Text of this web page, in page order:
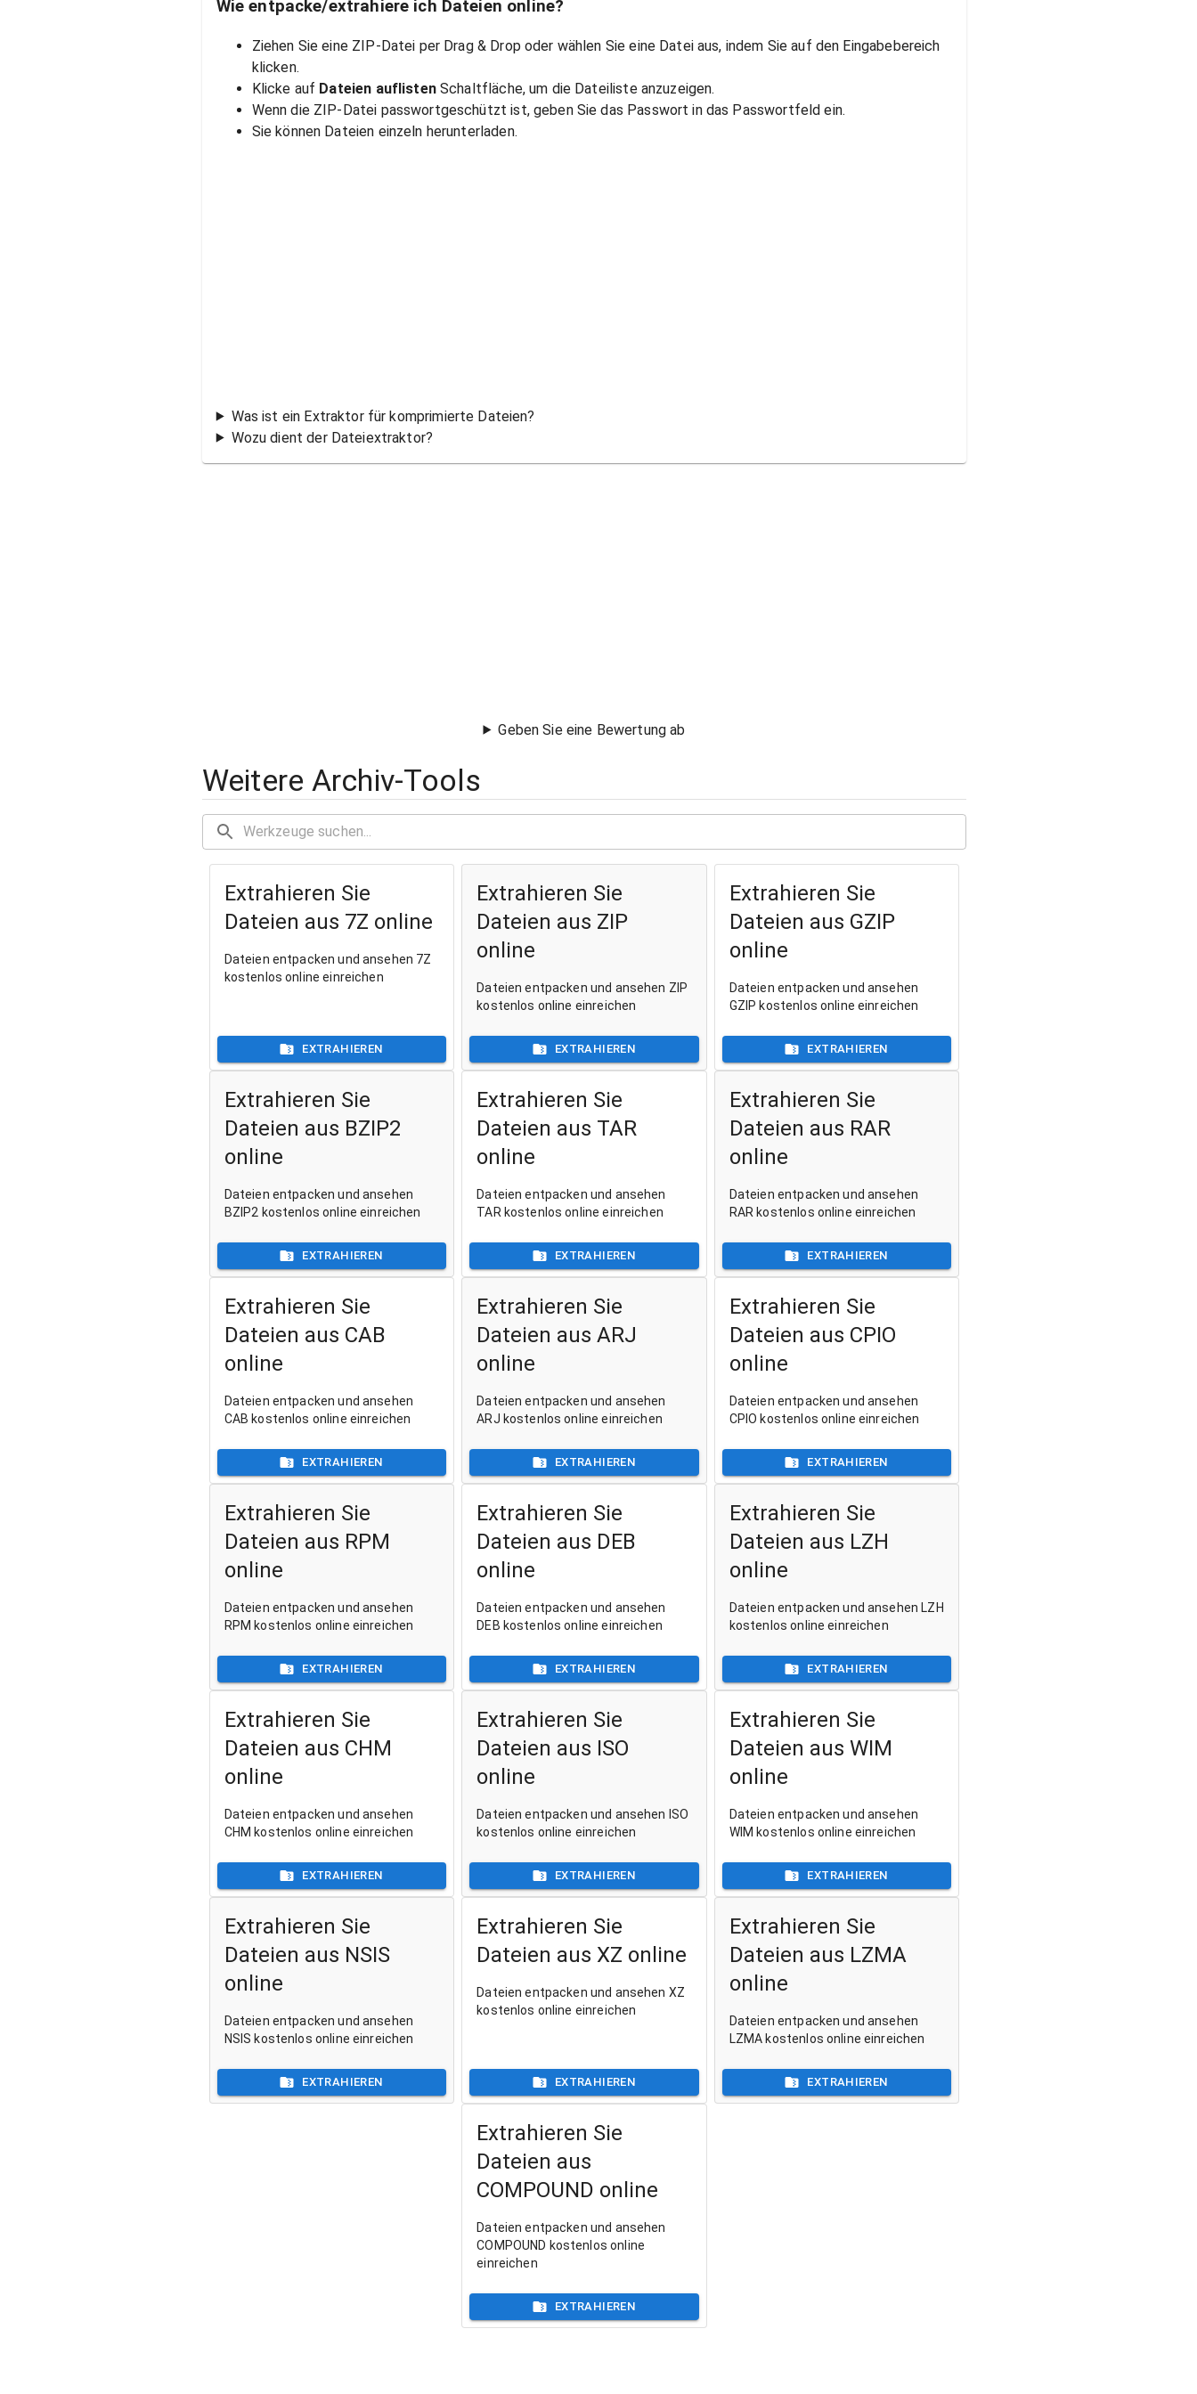
Wie entpacke/extrahiere ich Dateien online?
Ziehen Sie eine ZIP-Datei per Drag & Drop oder wählen Sie eine Datei aus, indem Sie auf den Eingabebereich
klicken.
Klicke auf Dateien auflistenSchaltfläche, um die Dateiliste anzuzeigen.
Wenn die ZIP-Datei passwortgeschützt ist, geben Sie das Passwort in das Passwortfeld ein.
Sie können Dateien einzeln herunterladen.
Was ist ein Extraktor für komprimierte Dateien?
Wozu dient der Dateiextraktor?
Geben Sie eine Bewertung ab
Weitere Archiv-Tools
Extrahieren Sie
Dateien aus 7Z online
Dateien entpacken und ansehen 7Z
kostenlos online einreichen
EXTRAHIEREN
Extrahieren Sie
Dateien aus ZIP
online
Dateien entpacken und ansehen ZIP
kostenlos online einreichen
EXTRAHIEREN
Extrahieren Sie
Dateien aus GZIP
online
Dateien entpacken und ansehen
GZIP kostenlos online einreichen
EXTRAHIEREN
Extrahieren Sie
Dateien aus BZIP2
online
Dateien entpacken und ansehen
BZIP2 kostenlos online einreichen
EXTRAHIEREN
Extrahieren Sie
Dateien aus TAR
online
Dateien entpacken und ansehen
TAR kostenlos online einreichen
EXTRAHIEREN
Extrahieren Sie
Dateien aus RAR
online
Dateien entpacken und ansehen
RAR kostenlos online einreichen
EXTRAHIEREN
Extrahieren Sie
Dateien aus CAB
online
Dateien entpacken und ansehen
CAB kostenlos online einreichen
EXTRAHIEREN
Extrahieren Sie
Dateien aus ARJ
online
Dateien entpacken und ansehen
ARJ kostenlos online einreichen
EXTRAHIEREN
Extrahieren Sie
Dateien aus CPIO
online
Dateien entpacken und ansehen
CPIO kostenlos online einreichen
EXTRAHIEREN
Extrahieren Sie
Dateien aus RPM
online
Dateien entpacken und ansehen
RPM kostenlos online einreichen
EXTRAHIEREN
Extrahieren Sie
Dateien aus DEB
online
Dateien entpacken und ansehen
DEB kostenlos online einreichen
EXTRAHIEREN
Extrahieren Sie
Dateien aus LZH
online
Dateien entpacken und ansehen LZH
kostenlos online einreichen
EXTRAHIEREN
Extrahieren Sie
Dateien aus CHM
online
Dateien entpacken und ansehen
CHM kostenlos online einreichen
EXTRAHIEREN
Extrahieren Sie
Dateien aus ISO
online
Dateien entpacken und ansehen ISO
kostenlos online einreichen
EXTRAHIEREN
Extrahieren Sie
Dateien aus WIM
online
Dateien entpacken und ansehen
WIM kostenlos online einreichen
EXTRAHIEREN
Extrahieren Sie
Dateien aus NSIS
online
Dateien entpacken und ansehen
NSIS kostenlos online einreichen
EXTRAHIEREN
Extrahieren Sie
Dateien aus XZ online
Dateien entpacken und ansehen XZ
kostenlos online einreichen
EXTRAHIEREN
Extrahieren Sie
Dateien aus LZMA
online
Dateien entpacken und ansehen
LZMA kostenlos online einreichen
EXTRAHIEREN
Extrahieren Sie
Dateien aus
COMPOUND online
Dateien entpacken und ansehen
COMPOUND kostenlos online
einreichen
EXTRAHIEREN